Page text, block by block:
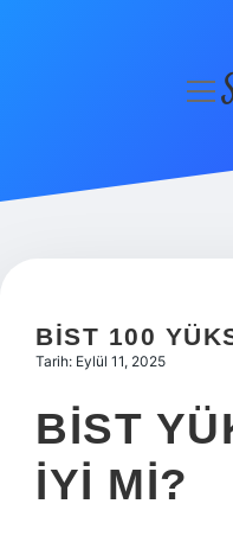
Hakkımızda
BIST 100
Tarih: Eylül 11, 2025
BIST
IYI MI?